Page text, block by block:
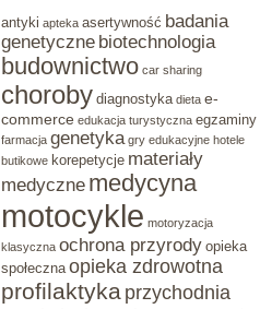
antyki apteka asertywność badania
genetyczne biotechnologia
budownictwo car sharing
choroby diagnostyka dieta e-
commerce edukacja turystyczna egzaminy
farmacja genetyka gry edukacyjne hotele
butikowe korepetycje materiały
medyczne medycyna
motocykle motoryzacja
klasyczna ochrona przyrody opieka
społeczna opieka zdrowotna
profilaktyka przychodnia